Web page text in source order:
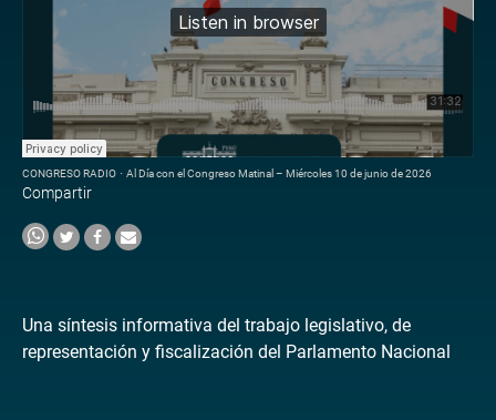
CONGRESO RADIO · Al Día con el Congreso Matinal – Miércoles 10 de junio de 2026
Compartir
Una síntesis informativa del trabajo legislativo, de
representación y fiscalización del Parlamento Nacional